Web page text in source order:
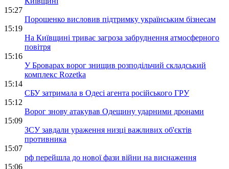
15:27
Порошенко висловив підтримку українським бізнесам
15:19
На Київщині триває загроза забруднення атмосферного
повітря
15:16
У Броварах ворог знищив розподільчий складський
комплекс Rozetka
15:14
СБУ затримала в Одесі агента російського ГРУ
15:12
Ворог знову атакував Одещину ударними дронами
15:09
ЗСУ завдали ураження низці важливих об'єктів
противника
15:07
рф перейшла до нової фази війни на виснаження
15:06